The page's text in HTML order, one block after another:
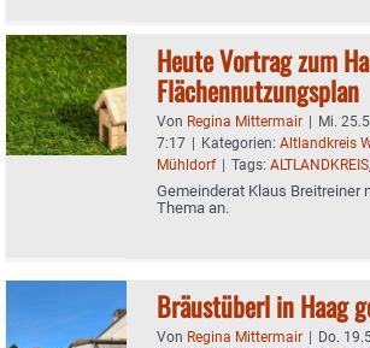
Heute Vortrag zum
Flächennutzungsplan
Von Regina Mittermair | Mi.
7:17 | Kategorien: Altlandkreis
Mühldorf | Tags: ALTLANDKREIS
Gemeinderat Klaus Breitreiner
Thema an.
Bräustüberl in Haag
Von Regina Mittermair | Do.